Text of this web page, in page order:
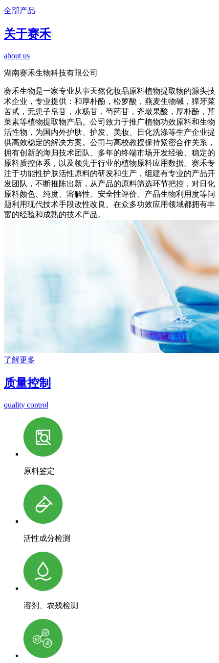
全部产品
关于赛禾
about us
湖南赛禾生物科技有限公司
赛禾生物是一家专业从事天然化妆品原料植物提取物的源头技
术企业，专业提供：和厚朴酚，松萝酸，燕麦生物碱，獐牙菜
苦甙，无患子皂苷，水杨苷，芍药苷，齐墩果酸，厚朴酚，芹
菜素等植物提取物产品。公司致力于推广植物功效原料和生物
活性物，为国内外护肤、护发、美妆、日化洗涤等生产企业提
供高效稳定的解决方案。公司与高校教授保持紧密合作关系，
拥有创新的海归技术团队、多年的终端市场开发经验、稳定的
原料质控体系，以及领先于行业的植物原料应用数据。赛禾专
注于功能性护肤活性原料的研发和生产，组建有专业的产品开
发团队，不断推陈出新，从产品的原料筛选环节把控，对日化
原料颜色、纯度、溶解性、安全性评价、产品生物利用度等问
题利用现代技术手段改性改良。在众多功效应用领域都拥有丰
富的经验和成熟的技术产品。
了解更多
质量控制
quality control
原料鉴定
活性成分检测
溶剂、农残检测